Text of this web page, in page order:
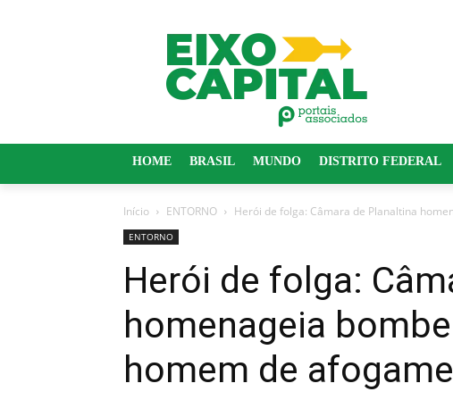
HOME BRASIL MUNDO DISTRITO FEDERAL
Início ENTORNO Herói de folga: Câmara de Planaltina
ENTORNO
Herói de folga:
homenageia
homem de